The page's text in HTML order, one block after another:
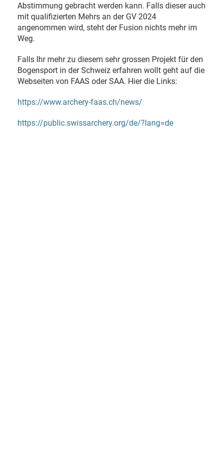
Abstimmung gebracht werden kann. Falls dieser auch
mit qualifizierten Mehrs an der GV 2024
angenommen wird, steht der Fusion nichts mehr im
Weg.
Falls Ihr mehr zu diesem sehr grossen Projekt für den
Bogensport in der Schweiz erfahren wollt geht auf die
Webseiten von FAAS oder SAA. Hier die Links:
https://www.archery-faas.ch/news/
https://public.swissarchery.org/de/?lang=de